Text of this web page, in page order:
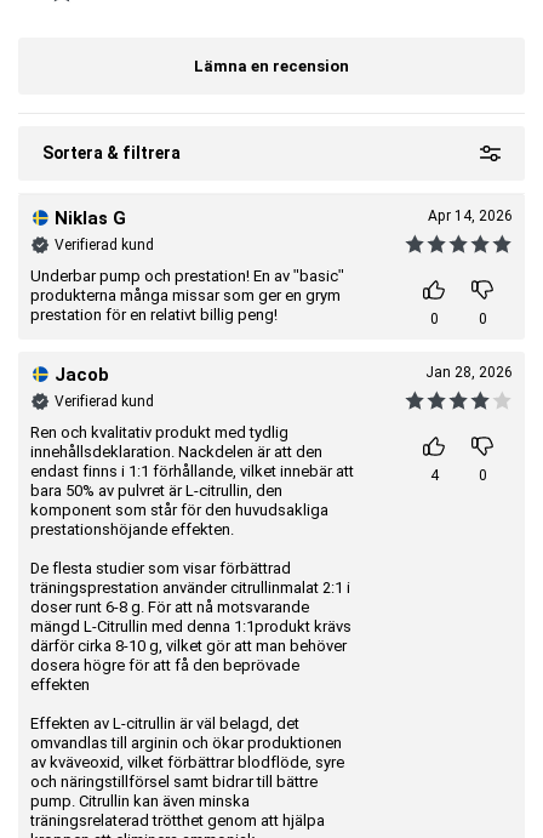
Lämna en recension
Sortera & filtrera
Niklas G
Verifierad kund
Underbar pump och prestation! En av "basic"
produkterna många missar som ger en grym
prestation för en relativt billig peng!
Apr 14, 2026
0 0
Jacob
Verifierad kund
Ren och kvalitativ produkt med tydlig
innehållsdeklaration. Nackdelen är att den
endast finns i 1:1 förhållande, vilket innebär att
bara 50% av pulvret är L-citrullin, den
komponent som står för den huvudsakliga
prestationshöjande effekten.
De flesta studier som visar förbättrad
träningsprestation använder citrullinmalat 2:1 i
doser runt 6-8 g. För att nå motsvarande
mängd L-Citrullin med denna 1:1produkt krävs
därför cirka 8-10 g, vilket gör att man behöver
dosera högre för att få den beprövade
effekten
Effekten av L-citrullin är väl belagd, det
omvandlas till arginin och ökar produktionen
av kväveoxid, vilket förbättrar blodflöde, syre
och näringstillförsel samt bidrar till bättre
pump. Citrullin kan även minska
träningsrelaterad trötthet genom att hjälpa
Jan 28, 2026
4 0